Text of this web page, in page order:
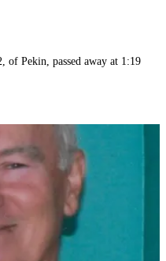
of Pekin, passed away at 1:19